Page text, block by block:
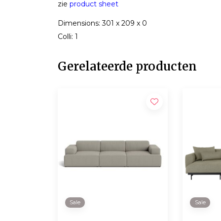
zie product sheet
Dimensions: 301 x 209 x 0
Colli: 1
Gerelateerde producten
Sale Sale